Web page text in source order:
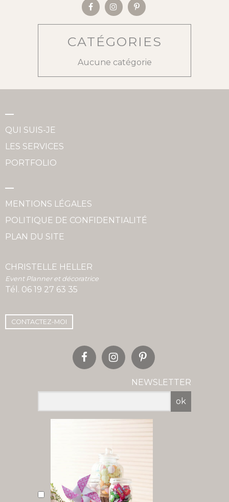
CATÉGORIES
Aucune catégorie
QUI SUIS-JE
LES SERVICES
PORTFOLIO
MENTIONS LÉGALES
POLITIQUE DE CONFIDENTIALITÉ
PLAN DU SITE
CHRISTELLE HELLER
Event Planner et décoratrice
Tél. 06 19 27 63 35
CONTACTEZ-MOI
NEWSLETTER
ok